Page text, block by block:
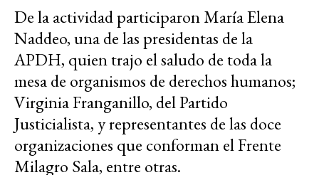
De la actividad participaron María Elena
Naddeo, una de las presidentas de la
APDH, quien trajo el saludo de toda la
mesa de organismos de derechos humanos;
Virginia Franganillo, del Partido
Justicialista, y representantes de las doce
organizaciones que conforman el Frente
Milagro Sala, entre otras.